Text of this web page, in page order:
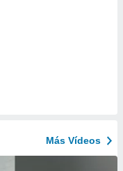
Más Vídeos